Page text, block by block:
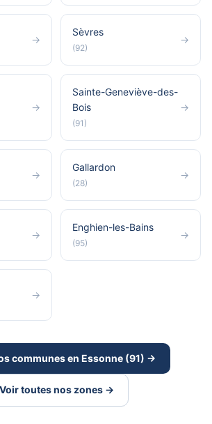
→
Sèvres
(92)
→
→
Sainte-Geneviève-des-
Bois
(91)
→
→
Gallardon
(28)
→
→
Enghien-les-Bains
(95)
→
→
communes en Essonne (91) →
Voir toutes nos zones →